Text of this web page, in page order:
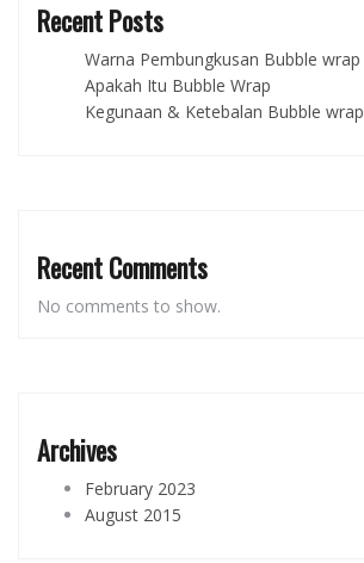
Recent Posts
Warna Pembungkusan Bubble wrap
Apakah Itu Bubble Wrap
Kegunaan & Ketebalan Bubble wrap
Recent Comments
No comments to show.
Archives
February 2023
August 2015